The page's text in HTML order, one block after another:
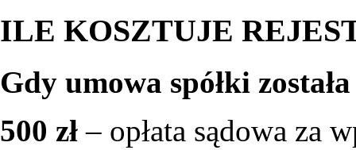
ILE KOSZTUJE
Gdy umowa spółki
500 zł– opłata sądowa za